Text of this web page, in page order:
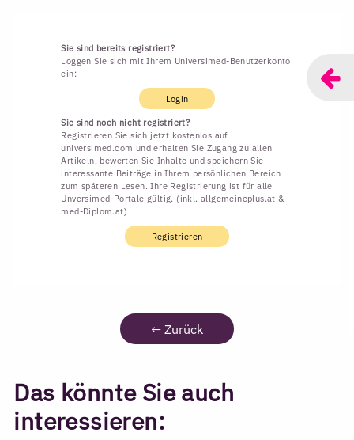
Sie sind bereits registriert?
Loggen Sie sich mit Ihrem Universimed-Benutzerkonto
ein:
Login
Sie sind noch nicht registriert?
Registrieren Sie sich jetzt kostenlos auf
universimed.com und erhalten Sie Zugang zu allen
Artikeln, bewerten Sie Inhalte und speichern Sie
interessante Beiträge in Ihrem persönlichen Bereich
zum späteren Lesen. Ihre Registrierung ist für alle
Unversimed-Portale gültig. (inkl. allgemeineplus.at &
med-Diplom.at)
Registrieren
← Zurück
Das könnte Sie auch
interessieren: